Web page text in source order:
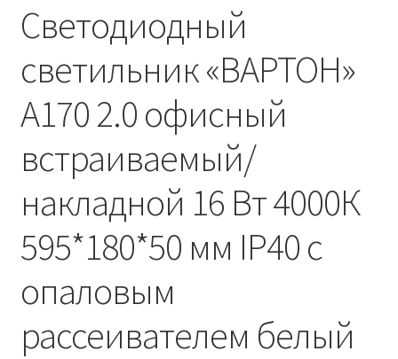
Обозначения стандартных установочных мест
кронштейнов «Opora Engineering»
Отправить заявку
Политика конфиденциальности
Сертификаты
Светодиодный
светильник «ВАРТОН»
A170 2.0 офисный
встраиваемый/
накладной 16 Вт 4000К
595*180*50 мм IP40 с
опаловым
рассеивателем белый